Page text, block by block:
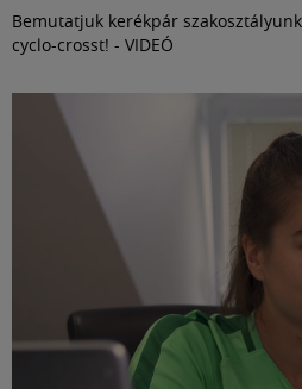
Bemutatjuk kerékpár
cyclo-crosst! - VIDEÓ